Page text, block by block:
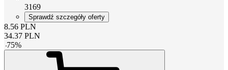
3169
Sprawdź szczegóły oferty
8.56 PLN
34.37 PLN
-75%